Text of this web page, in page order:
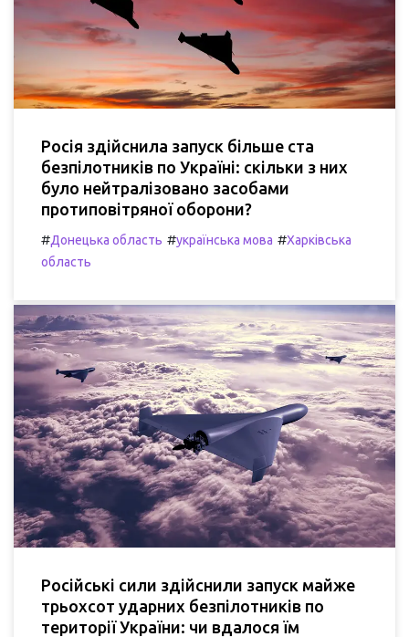
Росія здійснила запуск більше ста
безпілотників по Україні: скільки з них
було нейтралізовано засобами
протиповітряної оборони?
#Донецька область #українська мова #Харківська
область
Російські сили здійснили запуск майже
трьохсот ударних безпілотників по
території України: чи вдалося їм